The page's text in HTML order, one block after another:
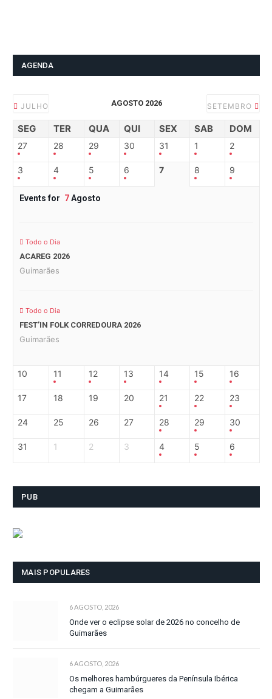
AGENDA
JULHO AGOSTO 2026 SETEMBRO
SEG TER QUA QUI SEX SAB DOM
27 28 29 30 31 1 2
3 4 5 6 7 8 9
Events for 7Agosto
Todo o Dia
ACAREG 2026
Guimarães
Todo o Dia
FEST’IN FOLK CORREDOURA 2026
Guimarães
10 11 12 13 14 15 16
17 18 19 20 21 22 23
24 25 26 27 28 29 30
31 1 2 3 4 5 6
PUB
MAIS POPULARES
6 AGOSTO, 2026
Onde ver o eclipse solar de 2026 no concelho de
Guimarães
6 AGOSTO, 2026
Os melhores hambúrgueres da Península Ibérica
chegam a Guimarães